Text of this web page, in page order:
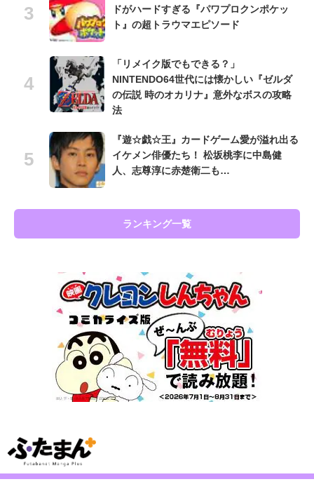
ドがハードすぎる『パワプロクンポケッ
ト』の超トラウマエピソード
「リメイク版でもできる？」
NINTENDO64世代には懐かしい『ゼルダ
の伝説 時のオカリナ』意外なボスの攻略
法
『遊☆戯☆王』カードゲーム愛が溢れ出る
イケメン俳優たち！ 松坂桃李に中島健
人、志尊淳に赤楚衛二も…
ランキング一覧